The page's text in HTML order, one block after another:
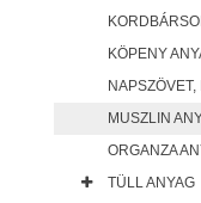
KÖPENY
MUSZLIN
ORGANZA
TÜLL ANYAG